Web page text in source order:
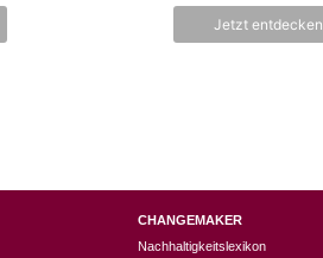
CHF 12.45.
5
Jetzt entdecken
CHANGEMAKER
Nachhaltigkeitslexikon